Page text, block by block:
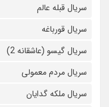
سریال قبله عالم
سریال قورباغه
سریال گیسو (عاشقانه 2)
سریال مردم معمولی
سریال ملکه گدایان